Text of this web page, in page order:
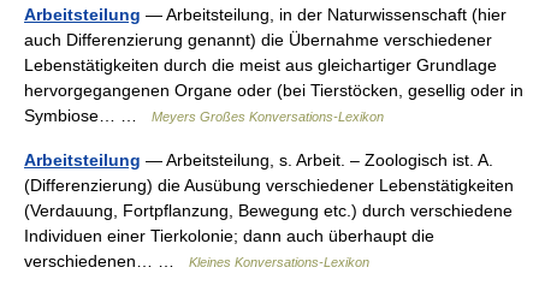
Arbeitsteilung — Arbeitsteilung, in der Naturwissenschaft (hier
auch Differenzierung genannt) die Übernahme verschiedener
Lebenstätigkeiten durch die meist aus gleichartiger Grundlage
hervorgegangenen Organe oder (bei Tierstöcken, gesellig oder in
Symbiose… …
Meyers Großes Konversations-Lexikon
Arbeitsteilung — Arbeitsteilung, s. Arbeit. – Zoologisch ist. A.
(Differenzierung) die Ausübung verschiedener Lebenstätigkeiten
(Verdauung, Fortpflanzung, Bewegung etc.) durch verschiedene
Individuen einer Tierkolonie; dann auch überhaupt die
verschiedenen… …
Kleines Konversations-Lexikon